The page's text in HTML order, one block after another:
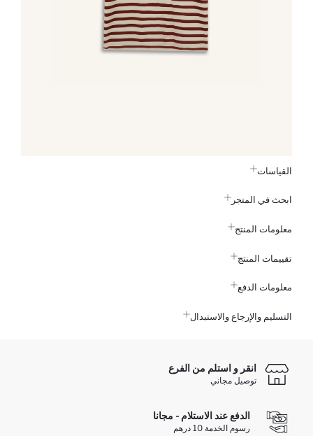
القياسات
ابحث في المتجر
معلومات المنتج
تقييمات المنتج
معلومات الدفع
التسليم والإرجاع والاستبدال
انقر و استلم من الفرع
توصيل مجاني
الدفع عند الاستلام - مجانا
رسوم الخدمة 10 درهم